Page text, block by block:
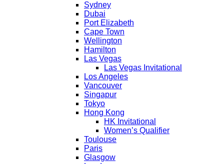
Sydney
Dubai
Port Elizabeth
Cape Town
Wellington
Hamilton
Las Vegas
Las Vegas Invitational
Los Angeles
Vancouver
Singapur
Tokyo
Hong Kong
HK Invitational
Women’s Qualifier
Toulouse
Paris
Glasgow